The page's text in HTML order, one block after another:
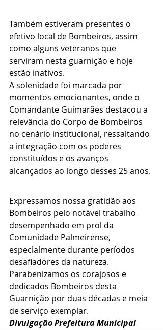
Também estiveram presentes o
efetivo local de Bombeiros, assim
como alguns veteranos que
serviram nesta guarnição e hoje
estão inativos.
A solenidade foi marcada por
momentos emocionantes, onde o
Comandante Guimarães destacou a
relevância do Corpo de Bombeiros
no cenário institucional, ressaltando
a integração com os poderes
constituídos e os avanços
alcançados ao longo desses 25 anos.
Expressamos nossa gratidão aos
Bombeiros pelo notável trabalho
desempenhado em prol da
Comunidade Palmeirense,
especialmente durante períodos
desafiadores da natureza.
Parabenizamos os corajosos e
dedicados Bombeiros desta
Guarnição por duas décadas e meia
de serviço exemplar.
Divulgação Prefeitura Municipal